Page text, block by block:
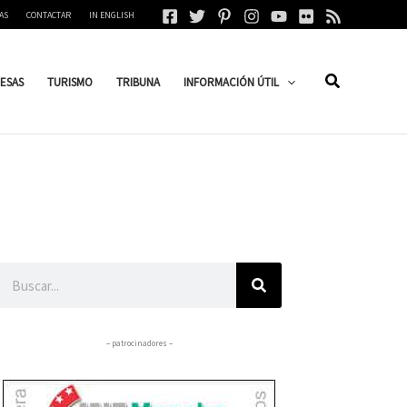
CONTACTAR IN ENGLISH
TURISMO TRIBUNA INFORMACIÓN ÚTIL
– patrocinadores –